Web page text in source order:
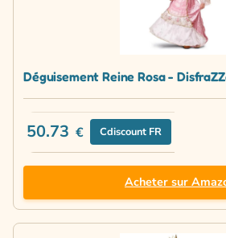
Déguisement Reine Rosa -
50.73 € Cdiscount FR
Acheter sur